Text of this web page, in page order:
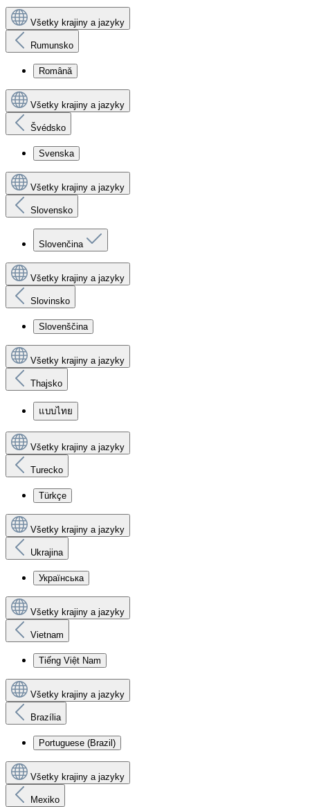
Všetky krajiny a jazyky
Rumunsko
Română
Všetky krajiny a jazyky
Švédsko
Svenska
Všetky krajiny a jazyky
Slovensko
Slovenčina
Všetky krajiny a jazyky
Slovinsko
Slovenščina
Všetky krajiny a jazyky
Thajsko
แบบไทย
Všetky krajiny a jazyky
Turecko
Türkçe
Všetky krajiny a jazyky
Ukrajina
Українська
Všetky krajiny a jazyky
Vietnam
Tiếng Việt Nam
Všetky krajiny a jazyky
Brazília
Portuguese (Brazil)
Všetky krajiny a jazyky
Mexiko